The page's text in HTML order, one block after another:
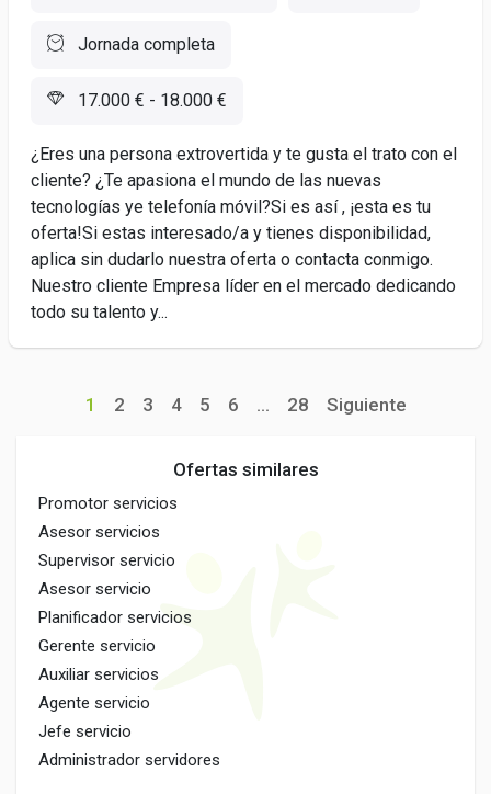
Jornada completa
17.000 € - 18.000 €
¿Eres una persona extrovertida y te gusta el trato con el
cliente? ¿Te apasiona el mundo de las nuevas
tecnologías ye telefonía móvil?Si es así , ¡esta es tu
oferta!Si estas interesado/a y tienes disponibilidad,
aplica sin dudarlo nuestra oferta o contacta conmigo.
Nuestro cliente Empresa líder en el mercado dedicando
todo su talento y...
1 2 3 4 5 6 ... 28 Siguiente
Ofertas similares
Promotor servicios
Asesor servicios
Supervisor servicio
Asesor servicio
Planificador servicios
Gerente servicio
Auxiliar servicios
Agente servicio
Jefe servicio
Administrador servidores